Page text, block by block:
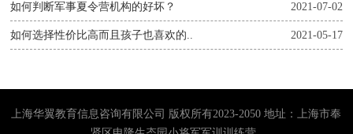
2021-07-02
如何判断军事夏令营机构的好坏？
2021-05-17
如何选择性价比高而且孩子也喜欢的..
上海华翼教育信息咨询有限公司 版权所有2023-2050 地址：上海市奉